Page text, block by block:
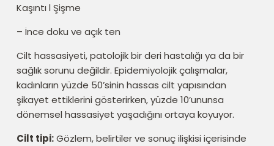
Kaşıntı l Şişme
– İnce doku ve açık ten
Cilt hassasiyeti, patolojik bir deri hastalığı ya da bir
sağlık sorunu değildir. Epidemiyolojik çalışmalar,
kadınların yüzde 50’sinin hassas cilt yapısından
şikayet ettiklerini gösterirken, yüzde 10’ununsa
dönemsel hassasiyet yaşadığını ortaya koyuyor.
Cilt tipi:Gözlem, belirtiler ve sonuç ilişkisi içerisinde